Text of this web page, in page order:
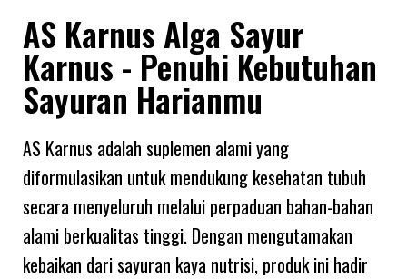
AS Karnus Alga Sayur
Karnus - Penuhi Kebutuhan
Sayuran Harianmu
AS Karnus adalah suplemen alami yang
diformulasikan untuk mendukung kesehatan tubuh
secara menyeluruh melalui perpaduan bahan-bahan
alami berkualitas tinggi. Dengan mengutamakan
kebaikan dari sayuran kaya nutrisi, produk ini hadir